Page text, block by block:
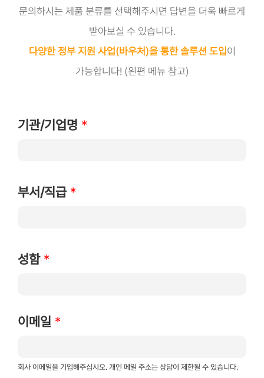
문의하시는 제품 분류를 선택해주시면 답변을 더욱 빠르게
받아보실 수 있습니다.
다양한 정부 지원 사업(바우처)을 통한 솔루션 도입 이
가능합니다! (왼편 메뉴 참고)
기관/기업명 *
부서/직급 *
성함 *
이메일 *
회사 이메일을 기입해주십시오. 개인 메일 주소는 상담이 제한될 수 있습니다.